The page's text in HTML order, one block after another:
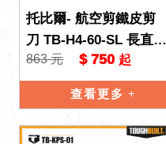
托比爾- 航空剪鐵皮剪
刀 TB-H4-60-SL 長直刀
TB 托比爾 TOUGHBUI
LT 直切
863 元 $ 750 起
查看更多